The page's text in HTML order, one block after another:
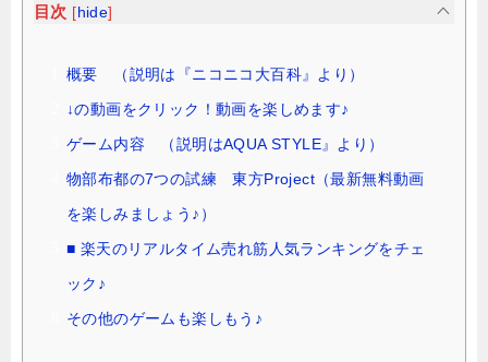
目次 [ hide]
概要 （説明は『ニコニコ大百科』より）
↓の動画をクリック！動画を楽しめます♪
ゲーム内容 （説明はAQUA STYLE』より）
物部布都の7つの試練 東方Project（最新無料動画
を楽しみましょう♪）
■ 楽天のリアルタイム売れ筋人気ランキングをチェ
ック♪
その他のゲームも楽しもう♪